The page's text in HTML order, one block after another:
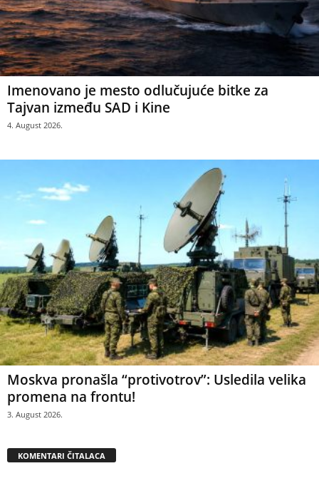
Imenovano je mesto odlučujuće bitke za
Tajvan između SAD i Kine
4. August 2026.
Moskva pronašla “protivotrov”: Usledila velika
promena na frontu!
3. August 2026.
KOMENTARI ČITALACA